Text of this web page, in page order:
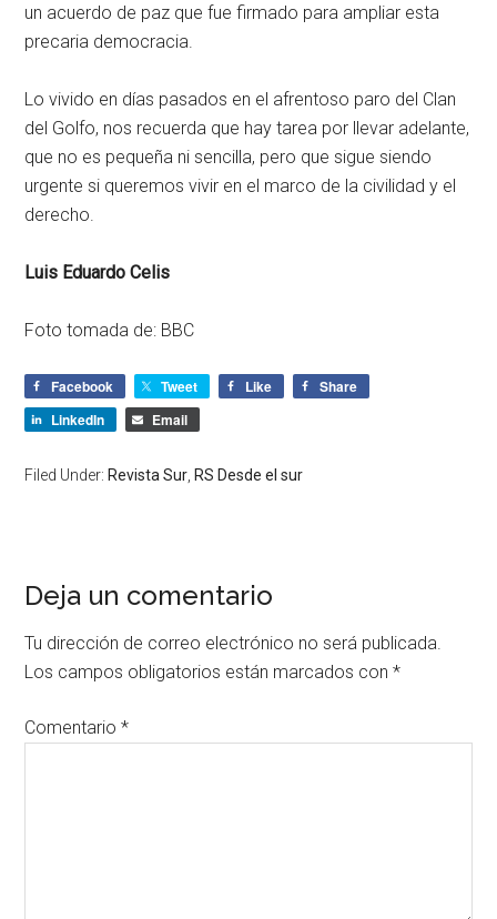
un acuerdo de paz que fue firmado para ampliar esta
precaria democracia.
Lo vivido en días pasados en el afrentoso paro del Clan
del Golfo, nos recuerda que hay tarea por llevar adelante,
que no es pequeña ni sencilla, pero que sigue siendo
urgente si queremos vivir en el marco de la civilidad y el
derecho.
Luis Eduardo Celis
Foto tomada de: BBC
Facebook Tweet Like
Share
LinkedIn
Email
Filed Under: Revista Sur RS Desde el sur
Deja un comentario
Tu dirección de correo electrónico no será publicada.
Los campos obligatorios están marcados con*
Comentario*